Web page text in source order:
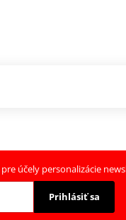
pre účely personalizácie
Prihlásiť sa